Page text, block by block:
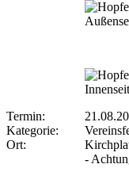
Termin:
Kategorie:
Ort:
-